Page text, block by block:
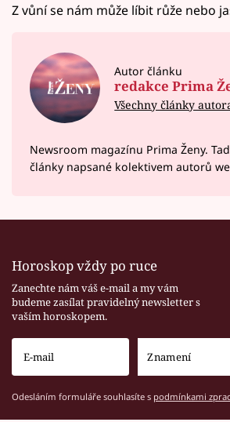
Z vůní se nám může líbit růže nebo
Autor článku
redakce Prima
Všechny články
Newsroom magazínu Prima Ženy.
články napsané kolektivem autorů
Horoskop vždy po ruce
Zanechte nám váš e-mail a my vám
budeme zasílat pravidelný newsletter s
vaším horoskopem.
Odesláním formuláře souhlasíte s podmínkami